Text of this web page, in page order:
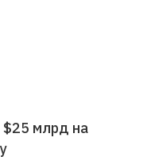
$25 млрд на